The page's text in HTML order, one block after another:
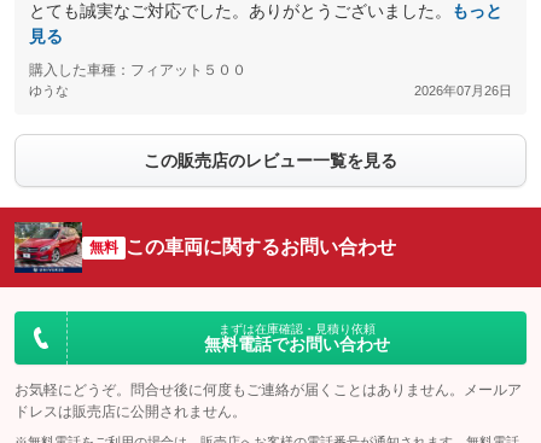
とても誠実なご対応でした。ありがとうございました。
もっと
見る
購入した車種：フィアット５００
ゆうな 2026年07月26日
この販売店のレビュー一覧を見る
無料 この車両に関するお問い合わせ
まずは在庫確認・見積り依頼
無料電話でお問い合わせ
お気軽にどうぞ。問合せ後に何度もご連絡が届くことはありません。メールア
ドレスは販売店に公開されません。